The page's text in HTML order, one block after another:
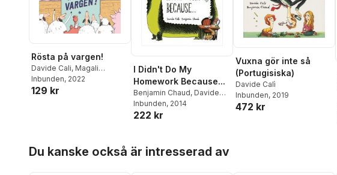
Rösta på vargen!
Davide Cali, Magali
Clavelet
Inbunden, 2022
129 kr
I Didn't Do My
Homework Because...
Benjamin Chaud, Davide
Cali
Inbunden, 2014
222 kr
Vuxna gör inte så
(Portugisiska)
Davide Calì
Inbunden, 2019
472 kr
Du kanske också är intresserad av